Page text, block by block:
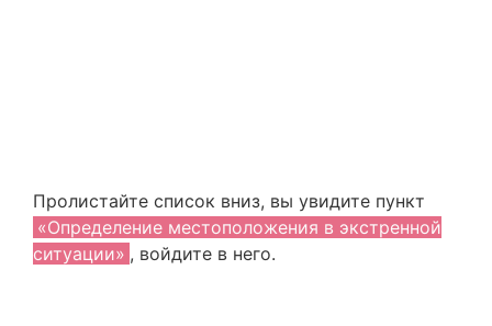
Пролистайте список вниз, вы увидите пункт
«Определение местоположения в экстренной
ситуации» , войдите в него.